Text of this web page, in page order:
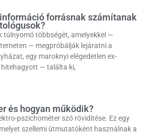
forrásnak számítanak
túlnyomó többségét, amelyekkel —
— megpróbálják lejáratni a
egy maroknyi elégedetlen ex-
— találta ki,
és hogyan működik?
pszichométer szó rövidítése. Ez egy
szellemi útmutatóként használnak a